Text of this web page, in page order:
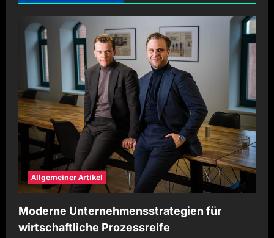
Allgemeiner Artikel
Moderne Unternehmensstrategien für
wirtschaftliche Prozessreife